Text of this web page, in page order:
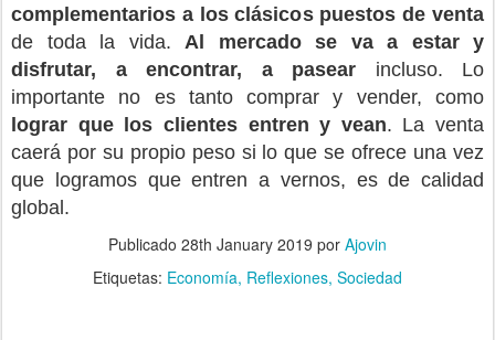
complementarios a los clásicos puestos de venta
de toda la vida. Al mercado se va a estar y
disfrutar, a encontrar, a pasear incluso. Lo
importante no es tanto comprar y vender, como
lograr que los clientes entren y vean. La venta
caerá por su propio peso si lo que se ofrece una vez
que logramos que entren a vernos, es de calidad
global.
Publicado 28th January 2019 por Ajovin
Etiquetas: Economía Reflexiones Sociedad